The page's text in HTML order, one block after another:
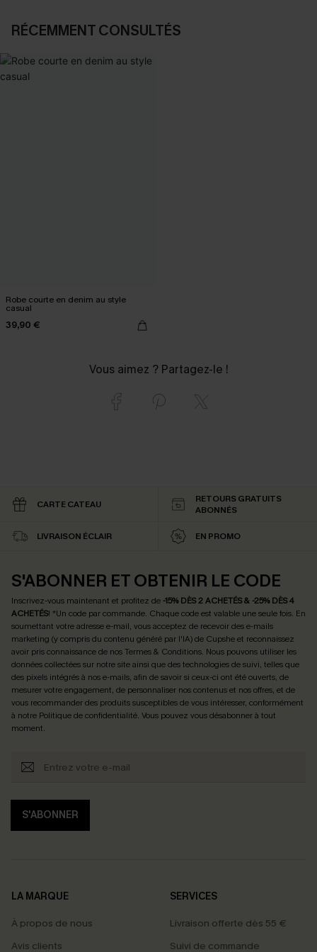
RÉCEMMENT CONSULTÉS
Robe courte en denim au style
casual
39,90 €
Vous aimez ? Partagez-le !
CARTE CATEAU
RETOURS GRATUITS
ABONNÉS
LIVRAISON ÉCLAIR EN PROMO
S'ABONNER ET OBTENIR LE CODE
Inscrivez-vous maintenant et profitez de -15% DÈS 2 ACHETÉS & -25% DÈS 4
ACHETÉS! *Un code par commande. Chaque code est valable une seule fois. En
soumettant votre adresse e-mail, vous acceptez de recevoir des e-mails
marketing (y compris du contenu généré par l'IA) de Cupshe et reconnaissez
avoir pris connaissance de nosTermes & Conditions. Nous pouvons utiliser les
données collectées sur notre site ainsi que des technologies de suivi, telles que
des pixels intégrés à nos e-mails, afin de savoir si ceux-ci ont été ouverts, de
mesurer votre engagement, de personnaliser nos contenus et nos offres, et de
vous recommander des produits susceptibles de vous intéresser, conformément
à notre Politique de confidentialité. Vous pouvez vous désabonner à tout
moment.
S'ABONNER
LA MARQUE
À propos de nous
Avis clients
SERVICES
Livraison offerte dès 55 €
Suivi de commande